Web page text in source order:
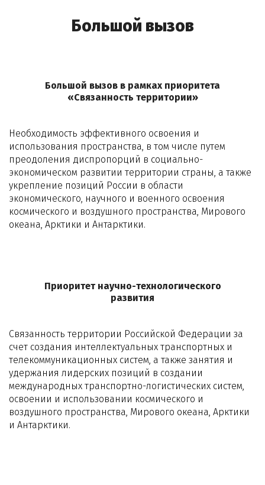
Большой вызов
Большой вызов в рамках приоритета
«Связанность территории»
Необходимость эффективного освоения и
использования пространства, в том числе путем
преодоления диспропорций в социально-
экономическом развитии территории страны, а также
укрепление позиций России в области
экономического, научного и военного освоения
космического и воздушного пространства, Мирового
океана, Арктики и Антарктики.
Приоритет научно-технологического
развития
Связанность территории Российской Федерации за
счет создания интеллектуальных транспортных и
телекоммуникационных систем, а также занятия и
удержания лидерских позиций в создании
международных транспортно-логистических систем,
освоении и использовании космического и
воздушного пространства, Мирового океана, Арктики
и Антарктики.